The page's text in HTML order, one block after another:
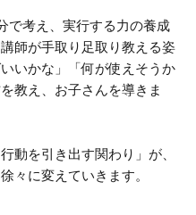
で考え、実行する力の養成
師が手取り足取り教える姿
いかな」「何が使えそうか
教え、お子さんを導きま
動を引き出す関わり」が、
々に変えていきます。